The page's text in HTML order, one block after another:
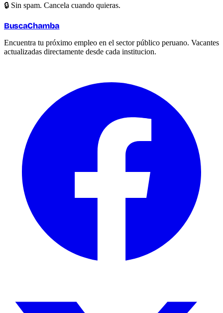
🔒 Sin spam. Cancela cuando quieras.
BuscaChamba
Encuentra tu próximo empleo en el sector público peruano. Vacantes
actualizadas directamente desde cada institucion.